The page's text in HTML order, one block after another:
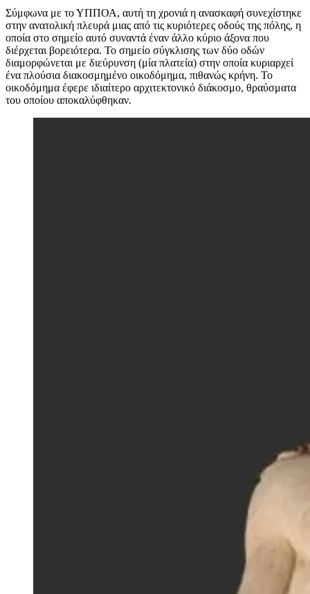
Σύμφωνα με το ΥΠΠΟΑ, αυτή τη χρονιά η ανασκαφή συνεχίστηκε
στην ανατολική πλευρά μιας από τις κυριότερες οδούς της πόλης, η
οποία στο σημείο αυτό συναντά έναν άλλο κύριο άξονα που
διέρχεται βορειότερα. Το σημείο σύγκλισης των δύο οδών
διαμορφώνεται με διεύρυνση (μία πλατεία) στην οποία κυριαρχεί
ένα πλούσια διακοσμημένο οικοδόμημα, πιθανώς κρήνη. Το
οικοδόμημα έφερε ιδιαίτερο αρχιτεκτονικό διάκοσμο, θραύσματα
του οποίου αποκαλύφθηκαν.